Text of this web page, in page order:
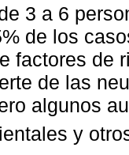
3 a 6
de los
factores de
de las
algunos
y